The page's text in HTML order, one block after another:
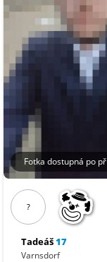
Fotka dostupná po
?
Tadeáš17
Varnsdorf